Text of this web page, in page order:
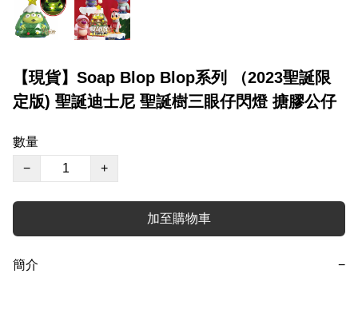
【現貨】Soap Blop Blop系列 （2023聖誕限
定版) 聖誕迪士尼 聖誕樹三眼仔閃燈 搪膠公仔
數量
−
+
加至購物車
簡介 −